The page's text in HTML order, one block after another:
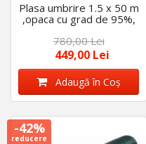
Plasa umbrire 1.5 x 50 m
,opaca cu grad de 95%,
ideala pentru garduri,
terase ,sere (140g/m2)
780,00 Lei
449,00 Lei
Adaugă în Coş
-42%
reducere